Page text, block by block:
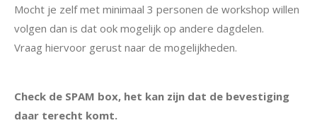
Mocht je zelf met minimaal 3 personen de workshop willen
volgen dan is dat ook mogelijk op andere dagdelen.
Vraag hiervoor gerust naar de mogelijkheden.
Check de SPAM box, het kan zijn dat de bevestiging
daar terecht komt.